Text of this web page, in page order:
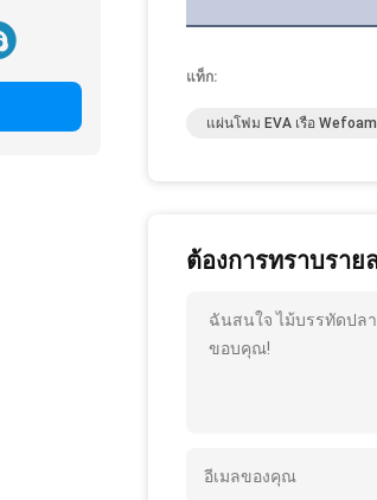
แท็ก:
แผ่นโฟม EVA เรือ Wefoam
ต้องการทราบรา
ฉันสนใจ ไม้บรรทัดปล
ขอบคุณ!